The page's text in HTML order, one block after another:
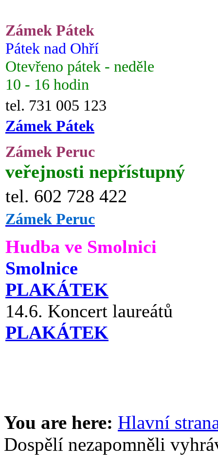
Zámek Pátek
Pátek nad Ohří
Otevřeno pátek - neděle
10 - 16 hodin
tel. 731 005 123
Zámek Pátek
Zámek Peruc
veřejnosti nepřístupný
tel. 602 728 422
Zámek Peruc
Hudba ve Smolnici
Smolnice
PLAKÁTEK
14.6. Koncert laureátů
PLAKÁTEK
You are here: Hlavní
Dospělí nezapomněli